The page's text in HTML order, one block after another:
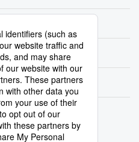
株主・投資家情報
Newsroom